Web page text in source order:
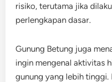
risiko, terutama jika
perlengkapan dasar.
Gunung Betung juga
ingin mengenal aktivitas
gunung yang lebih